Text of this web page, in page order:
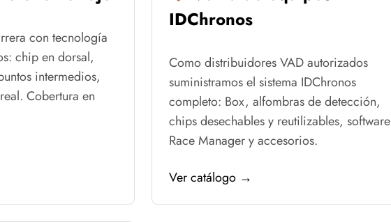
con tecnología
chip en dorsal,
intermedios,
Cobertura en
IDChronos
Como distribuidores VAD autorizados
suministramos el sistema IDChronos
completo: Box, alfombras de detección,
chips desechables y reutilizables, software
Race Manager y accesorios.
Ver catálogo →